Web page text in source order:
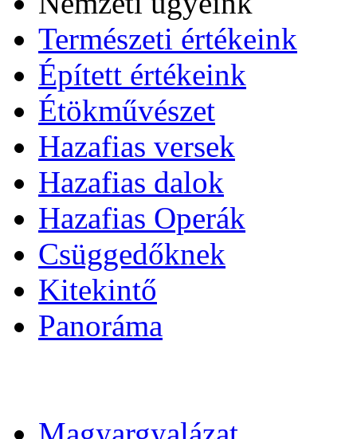
Természeti értékeink
Épített értékeink
Étökművészet
Hazafias versek
Hazafias dalok
Hazafias Operák
Csüggedőknek
Kitekintő
Panoráma